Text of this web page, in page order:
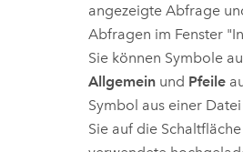
angezeigte Abfrage
Abfragen im Fenster
Sie können Symbole
Allgemein und Pfeile
Symbol aus einer
Sie auf die Schaltfläche